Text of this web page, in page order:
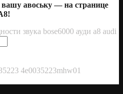
авоську — на странице
звука bose6000 ауди а8 audi
4e0035223mhw01